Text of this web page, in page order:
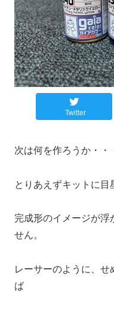
Twitter
次は何を作ろうか・・
とりあえずキットに目
完成形のイメージが浮
せん。
レーサーのように、
ば